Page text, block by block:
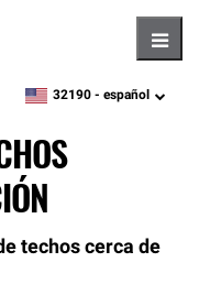
zipcode,language
32190 - español
techos cerca de